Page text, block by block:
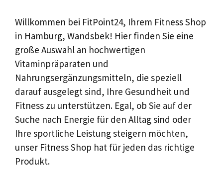
Willkommen bei FitPoint24, Ihrem Fitness Shop
in Hamburg, Wandsbek! Hier finden Sie eine
große Auswahl an hochwertigen
Vitaminpräparaten und
Nahrungsergänzungsmitteln, die speziell
darauf ausgelegt sind, Ihre Gesundheit und
Fitness zu unterstützen. Egal, ob Sie auf der
Suche nach Energie für den Alltag sind oder
Ihre sportliche Leistung steigern möchten,
unser Fitness Shop hat für jeden das richtige
Produkt.